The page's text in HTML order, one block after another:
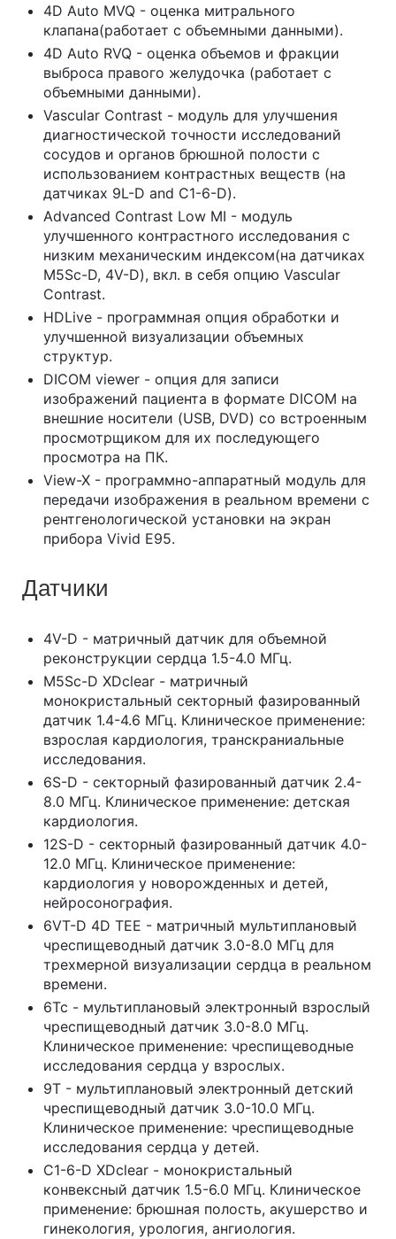
4D Auto MVQ - оценка митрального
клапана(работает с объемными данными).
4D Auto RVQ - оценка объемов и фракции
выброса правого желудочка (работает с
объемными данными).
Vascular Contrast - модуль для улучшения
диагностической точности исследований
сосудов и органов брюшной полости с
использованием контрастных веществ (на
датчиках 9L-D and C1-6-D).
Advanced Contrast Low MI - модуль
улучшенного контрастного исследования с
низким механическим индексом(на датчиках
M5Sc-D, 4V-D), вкл. в себя опцию Vascular
Contrast.
HDLive - программная опция обработки и
улучшенной визуализации объемных
структур.
DICOM viewer - опция для записи
изображений пациента в формате DICOM на
внешние носители (USB, DVD) со встроенным
просмотрщиком для их последующего
просмотра на ПК.
View-X - программно-аппаратный модуль для
передачи изображения в реальном времени с
рентгенологической установки на экран
прибора Vivid E95.
Датчики
4V-D - матричный датчик для объемной
реконструкции сердца 1.5-4.0 МГц.
M5Sc-D XDclear - матричный
монокристальный секторный фазированный
датчик 1.4-4.6 МГц. Клиническое применение:
взрослая кардиология, транскраниальные
исследования.
6S-D - секторный фазированный датчик 2.4-
8.0 МГц. Клиническое применение: детская
кардиология.
12S-D - секторный фазированный датчик 4.0-
12.0 МГц. Клиническое применение:
кардиология у новорожденных и детей,
нейросонография.
6VT-D 4D TEE - матричный мультиплановый
чреспищеводный датчик 3.0-8.0 МГц для
трехмерной визуализации сердца в реальном
времени.
6Tc - мультиплановый электронный взрослый
чреспищеводный датчик 3.0-8.0 МГц.
Клиническое применение: чреспищеводные
исследования сердца у взрослых.
9T - мультиплановый электронный детский
чреспищеводный датчик 3.0-10.0 МГц.
Клиническое применение: чреспищеводные
исследования сердца у детей.
C1-6-D XDclear - монокристальный
конвексный датчик 1.5-6.0 МГц. Клиническое
применение: брюшная полость, акушерство и
гинекология, урология, ангиология.